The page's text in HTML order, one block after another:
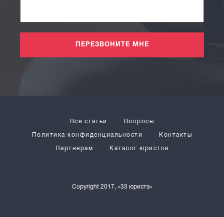
ПЕРЕЗВОНИТЕ МНЕ
Copyright 2017, «33 юриста»
Все статьи Вопросы
Политика конфиденциальности Контакты
Партнерам Каталог юристов